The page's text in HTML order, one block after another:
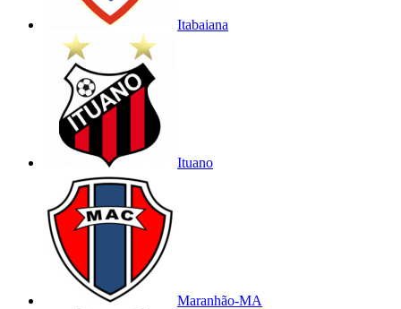
Itabaiana
Ituano
Maranhão-MA